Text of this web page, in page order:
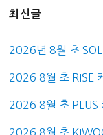
최신글
2026년 8월 초
2026 8월 초 RISE
2026 8월 초 PLUS
2026 8월 초